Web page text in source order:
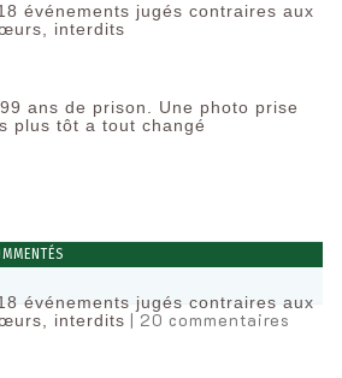
événements jugés contraires aux
interdits
ans de prison. Une photo prise
plus tôt a tout changé
événements jugés contraires aux
interdits | 20 commentaires